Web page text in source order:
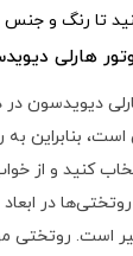
تا رنگ و
هارلی
دیویدسون در
بنابراین به
کنید و از
در
است. روتختی